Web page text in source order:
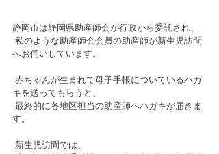
静岡市は静岡県助産師会が行政から委託され、
へお伺いしています。
キを送ってもらうと、
す。
新生児訪問では、